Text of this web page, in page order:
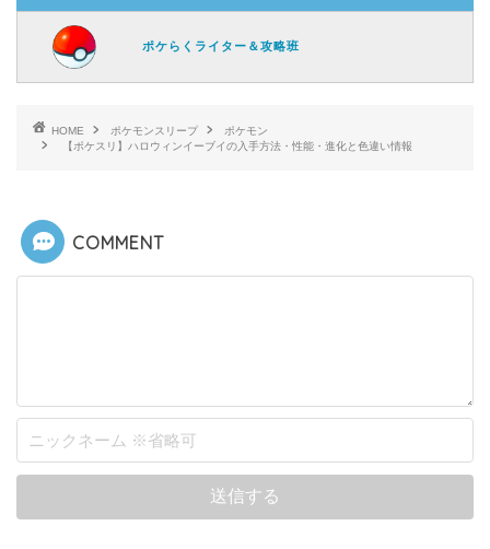
ポケらくライター＆攻略班
HOME ポケモンスリープ
ポケモン
【ポケスリ】ハロウィンイーブイの入手方法・性能・進化と色違い情報
COMMENT